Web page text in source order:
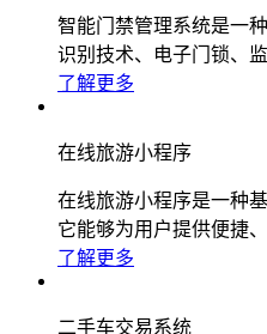
智能门禁管理系统是一
识别技术、电子门锁、监
了解更多
在线旅游小程序
在线旅游小程序是一种
它能够为用户提供便捷、
了解更多
二手车交易系统